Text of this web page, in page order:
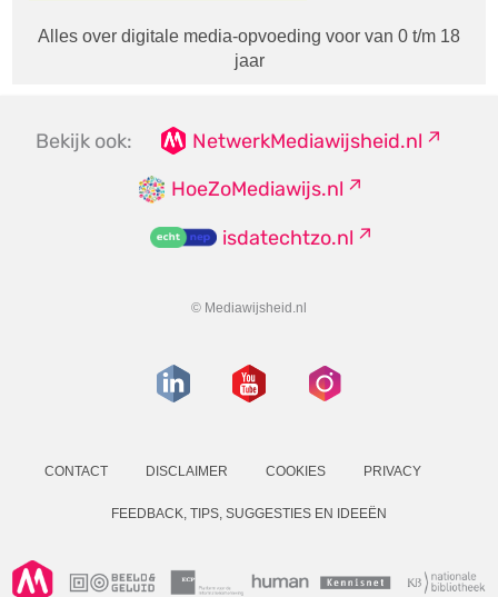
Alles over digitale media-opvoeding voor van 0 t/m 18
jaar
Bekijk ook:
NetwerkMediawijsheid.nl
HoeZoMediawijs.nl
isdatechtzo.nl
© Mediawijsheid.nl
CONTACT DISCLAIMER COOKIES PRIVACY
FEEDBACK, TIPS, SUGGESTIES EN IDEEËN